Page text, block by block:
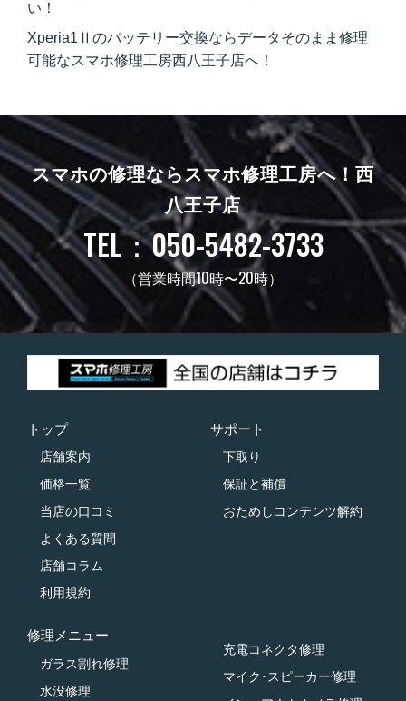
い！
Xperia1Ⅱのバッテリー交換ならデータそのまま修理
可能なスマホ修理工房西八王子店へ！
スマホの修理ならスマホ修理工房へ！ 西
八王子店
TEL：050-5482-3733
（営業時間10時〜20時）
トップ
店舗案内
価格一覧
当店の口コミ
よくある質問
店舗コラム
利用規約
サポート
下取り
保証と補償
おためしコンテンツ解約
修理メニュー
ガラス割れ修理
水没修理
充電コネクタ修理
マイク･スピーカー修理